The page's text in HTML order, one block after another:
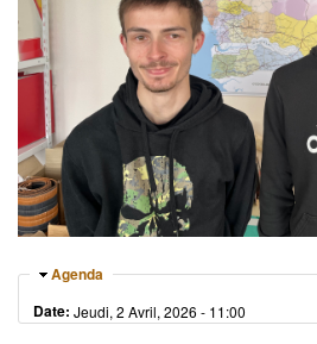
Masquer
Agenda
Date: Jeudi, 2 Avril, 2026 - 11:00